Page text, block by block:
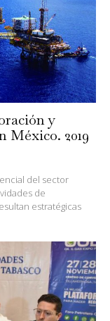
y
México. 2019
del sector
de
estratégicas